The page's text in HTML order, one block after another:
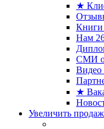
★
Книги
Нам
СМИ о
Видео
★
Увеличить